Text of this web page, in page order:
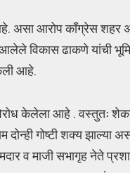
असा आरोप कॉंग्रेस शहर
विकास ढाकणे यांची
आहे.
केलेला आहे . वस्तुतः
गोष्टी शक्य झाल्या
व माजी सभागृह नेते